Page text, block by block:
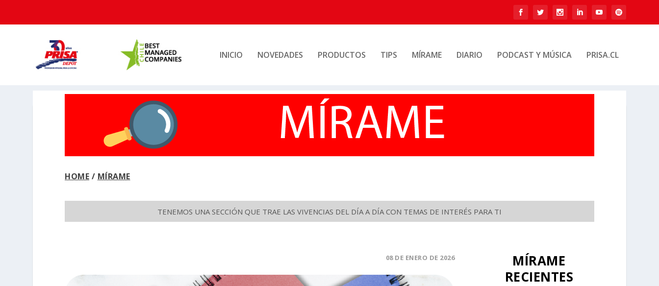
INICIO NOVEDADES PRODUCTOS TIPS MÍRAME DIARIO PODCAST Y MÚSICA PRISA.CL
HOME / MÍRAME
TENEMOS UNA SECCIÓN QUE TRAE LAS VIVENCIAS DEL DÍA A DÍA CON TEMAS DE INTERÉS PARA TI
08 DE ENERO DE 2026
MÍRAME
RECIENTES